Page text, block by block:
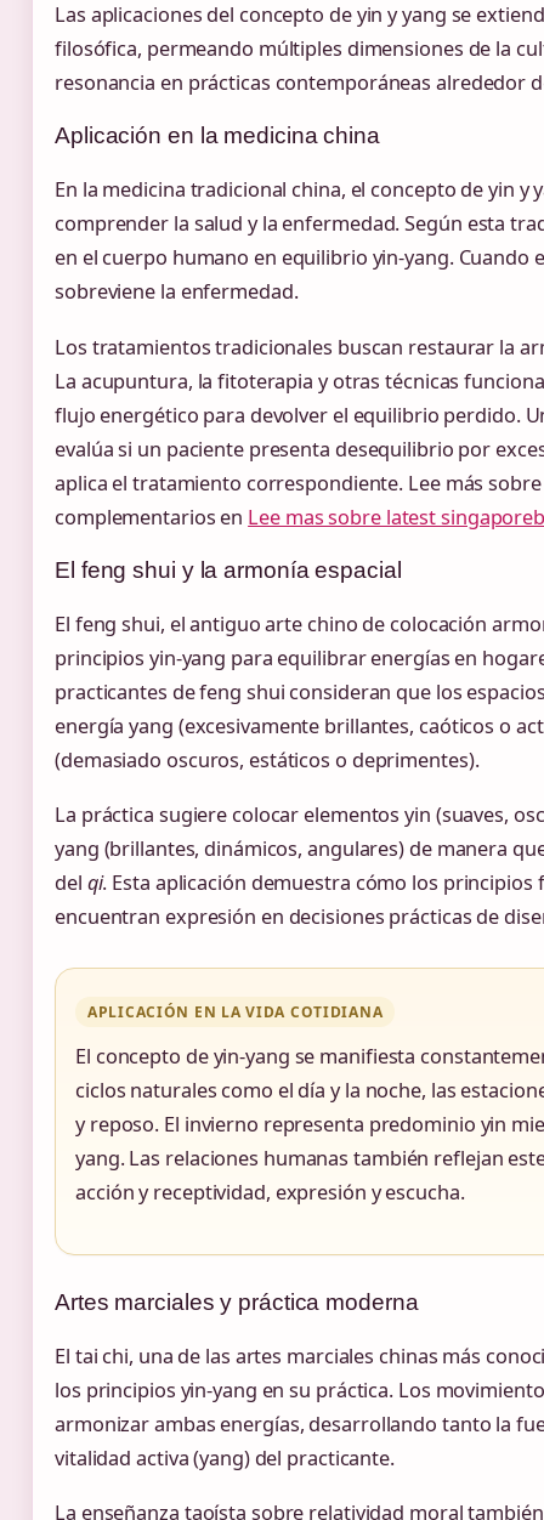
Las aplicaciones del concepto de yin y yang se
filosófica, permeando múltiples dimensiones de la
resonancia en prácticas contemporáneas alrededor
Aplicación en la medicina china
En la medicina tradicional china, el concepto de yin y
comprender la salud y la enfermedad. Según esta
en el cuerpo humano en equilibrio yin-yang. Cuando
sobreviene la enfermedad.
Los tratamientos tradicionales buscan restaurar la
La acupuntura, la fitoterapia y otras técnicas
flujo energético para devolver el equilibrio perdido.
evalúa si un paciente presenta desequilibrio por
aplica el tratamiento correspondiente. Lee más
complementarios en Lee mas sobre latest
El feng shui y la armonía espacial
El feng shui, el antiguo arte chino de colocación
principios yin-yang para equilibrar energías en
practicantes de feng shui consideran que los
energía yang (excesivamente brillantes, caóticos o
(demasiado oscuros, estáticos o deprimentes).
La práctica sugiere colocar elementos yin (suaves,
yang (brillantes, dinámicos, angulares) de manera
del qi. Esta aplicación demuestra cómo los principios
encuentran expresión en decisiones prácticas de
APLICACIÓN EN LA VIDA COTIDIANA
El concepto de yin-yang se manifiesta
ciclos naturales como el día y la noche, las
y reposo. El invierno representa predominio yin
yang. Las relaciones humanas también reflejan
acción y receptividad, expresión y escucha.
Artes marciales y práctica moderna
El tai chi, una de las artes marciales chinas más
los principios yin-yang en su práctica. Los
armonizar ambas energías, desarrollando tanto la
vitalidad activa (yang) del practicante.
La enseñanza taoísta sobre relatividad moral